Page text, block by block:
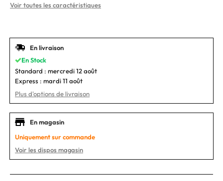
Voir toutes les caractéristiques
En livraison
En Stock
Standard : mercredi 12 août
Express : mardi 11 août
Plus d'options de livraison
En magasin
Uniquement sur commande
Voir les dispos magasin